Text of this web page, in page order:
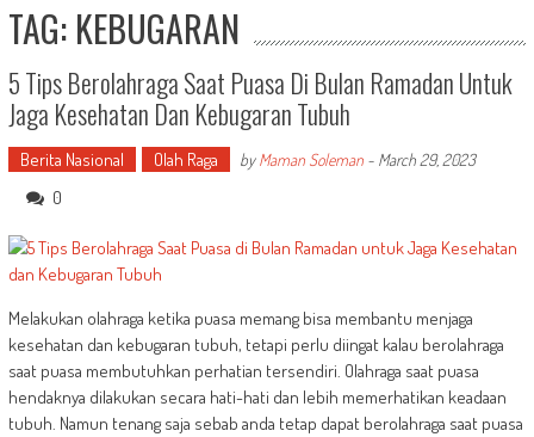
TAG: KEBUGARAN
5 Tips Berolahraga Saat Puasa Di Bulan Ramadan Untuk
Jaga Kesehatan Dan Kebugaran Tubuh
Berita Nasional Olah Raga byMaman Soleman- March 29, 2023
0
Melakukan olahraga ketika puasa memang bisa membantu menjaga
kesehatan dan kebugaran tubuh, tetapi perlu diingat kalau berolahraga
saat puasa membutuhkan perhatian tersendiri. Olahraga saat puasa
hendaknya dilakukan secara hati-hati dan lebih memerhatikan keadaan
tubuh. Namun tenang saja sebab anda tetap dapat berolahraga saat puasa